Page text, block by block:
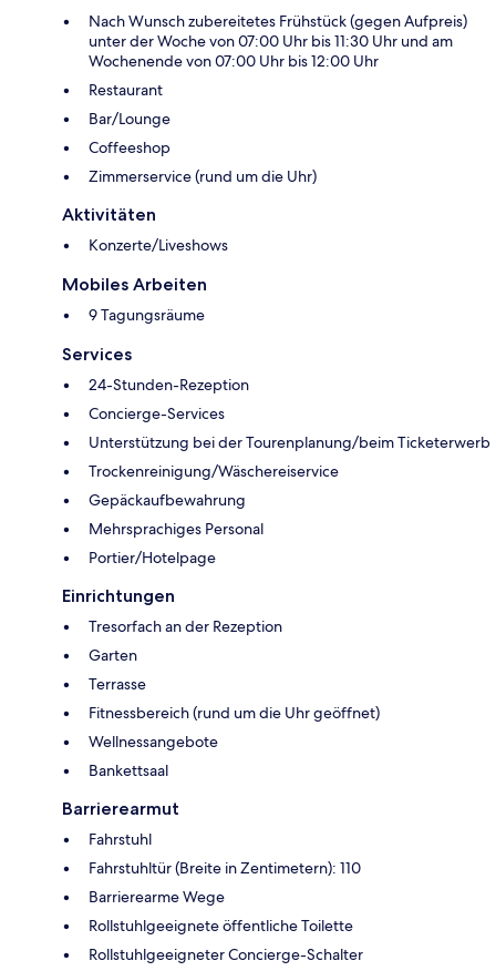
Nach Wunsch zubereitetes Frühstück (gegen Aufpreis)
unter der Woche von 07:00 Uhr bis 11:30 Uhr und am
Wochenende von 07:00 Uhr bis 12:00 Uhr
Restaurant
Bar/Lounge
Coffeeshop
Zimmerservice (rund um die Uhr)
Aktivitäten
Konzerte/Liveshows
Mobiles Arbeiten
9 Tagungsräume
Services
24-Stunden-Rezeption
Concierge-Services
Unterstützung bei der Tourenplanung/beim Ticketerwerb
Trockenreinigung/Wäschereiservice
Gepäckaufbewahrung
Mehrsprachiges Personal
Portier/Hotelpage
Einrichtungen
Tresorfach an der Rezeption
Garten
Terrasse
Fitnessbereich (rund um die Uhr geöffnet)
Wellnessangebote
Bankettsaal
Barrierearmut
Fahrstuhl
Fahrstuhltür (Breite in Zentimetern): 110
Barrierearme Wege
Rollstuhlgeeignete öffentliche Toilette
Rollstuhlgeeigneter Concierge-Schalter